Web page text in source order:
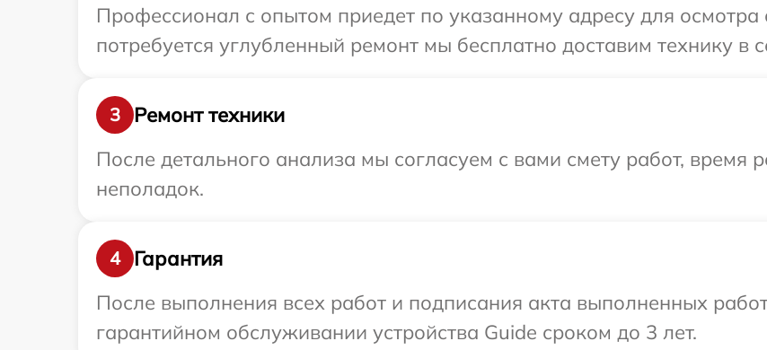
Профессионал с опытом приедет по указанному адресу для осмотра
потребуется углубленный ремонт мы бесплатно доставим технику в
3
Ремонт техники
После детального анализа мы согласуем с вами смету работ, время
неполадок.
4
Гарантия
После выполнения всех работ и подписания акта выполненных
гарантийном обслуживании устройства Guide сроком до 3 лет.